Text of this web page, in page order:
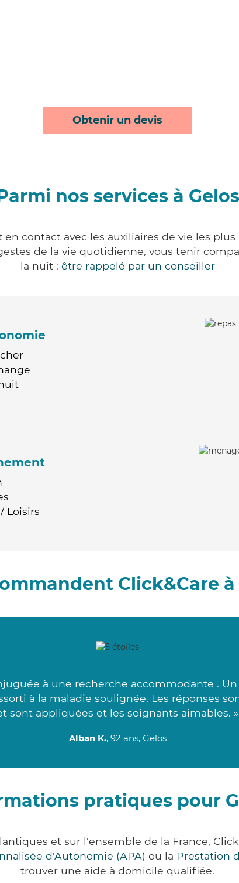
Obtenir un devis
nos services à Gelos
contact avec les auxiliaires de vie les
de la vie quotidienne, vous tenir
la nuit : être rappelé par un conseiller
Loisirs
Click&Care à
à une recherche accommodante .
à la maladie soulignée. Les réponses
sont appliquées et les soignants aimables. »
Alban K., 92 ans, Gelos
pratiques pour
et sur l'ensemble de la France,
d'Autonomie (APA) ou la Prestation
trouver une aide à domicile qualifiée.